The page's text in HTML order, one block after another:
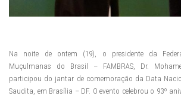
Na noite de ontem (19), o presidente da
Muçulmanas do Brasil – FAMBRAS, Dr.
participou do jantar de comemoração da Data
Saudita, em Brasília – DF. O evento celebrou o 93º